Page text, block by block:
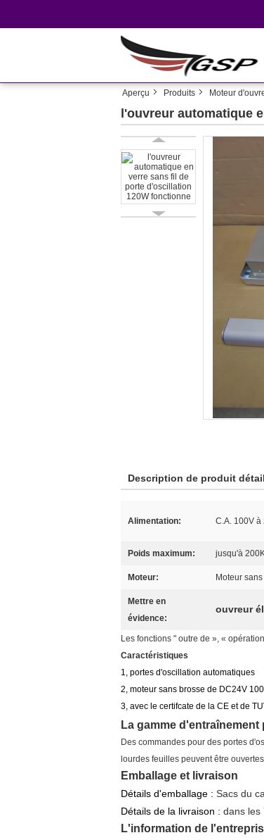
Aperçu Produits Moteur
l'ouvreur automatique
Description de produit
Alimentation: C.A. 100V à
Poids maximum: jusqu'à
Moteur: Moteur
Mettre en
évidence:
ouvreur
Les fonctions " outre de », «
Caractéristiques
1, portes d'oscillation automatiques
2, moteur sans brosse de DC24V
3, avec le certifcate de la CE et de
La gamme
Des commandes pour des portes
lourdes feuilles peuvent être
Emballage et livraison
Détails d'emballage : Sacs du
Détails de la livraison : dans les
L'information de